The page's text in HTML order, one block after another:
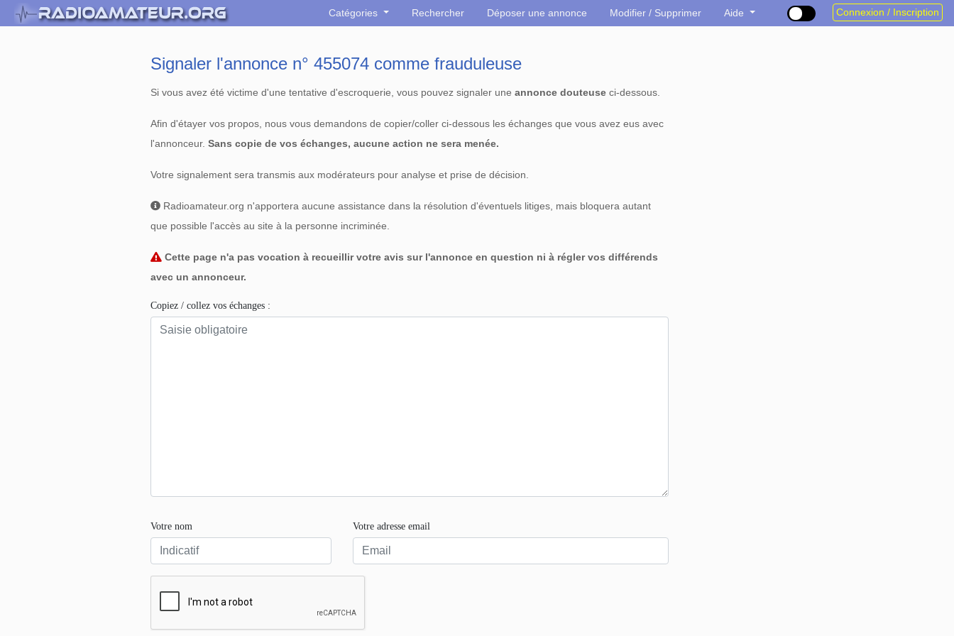
Catégories Rechercher Déposer une annonce Modifier / Supprimer Aide Connexion / Inscription
Signaler l'annonce n° 455074 comme frauduleuse
Si vous avez été victime d'une tentative d'escroquerie, vous pouvez signaler une annonce douteuse ci-dessous.
Afin d'étayer vos propos, nous vous demandons de copier/coller ci-dessous les échanges que vous avez eus avec
l'annonceur. Sans copie de vos échanges, aucune action ne sera menée.
Votre signalement sera transmis aux modérateurs pour analyse et prise de décision.
Radioamateur.org n'apportera aucune assistance dans la résolution d'éventuels litiges, mais bloquera autant
que possible l'accès au site à la personne incriminée.
Cette page n'a pas vocation à recueillir votre avis sur l'annonce en question ni à régler vos différends
avec un annonceur.
Copiez / collez vos échanges :
Votre nom Votre adresse email